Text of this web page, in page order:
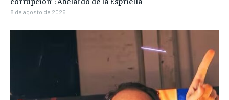
8 de agosto de 2026